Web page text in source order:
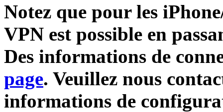
Notez que pour les
VPN est possible en
Des informations de
page. Veuillez nous
informations de